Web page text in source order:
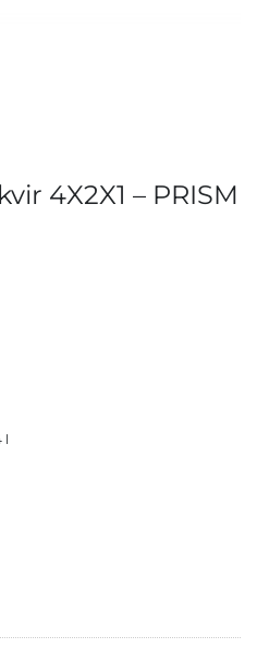
4X2X1 – PRISM
KM.
l